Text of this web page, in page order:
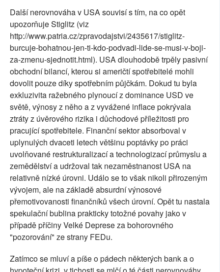
Další nerovnováha v USA souvisí s tím, na co opět
upozorňuje Stiglitz (viz
http://www.patria.cz/zpravodajstvi/2435617/stiglitz-
burcuje-bohatnou-jen-ti-kdo-podvadi-lide-se-musi-v-boji-
za-zmenu-sjednotit.html). USA dlouhodobě trpěly pasivní
obchodní bilancí, kterou si američtí spotřebitelé mohli
dovolit pouze díky spotřebním půjčkám. Dokud tu byla
exkluzivita ražebného plynoucí z dominance USD ve
světě, výnosy z něho a z vyvážené inflace pokrývala
ztráty z úvěrového rizika i důchodové příležitosti pro
pracující spotřebitele. Finanční sektor absorboval v
uplynulých dvaceti letech většinu poptávky po práci
uvolňované restrukturalizací a technologizací průmyslu a
zemědělství a udržoval tak nezaměstnanost USA na
relativně nízké úrovni. Událo se to však nikoli přirozeným
vývojem, ale na základě absurdní výnosové
přemotivovanosti finančníků všech úrovní. Opět tu nastala
spekulační bublina prakticky totožné povahy jako v
případě příčiny Velké Deprese za bohorovného
"pozorování" ze strany FEDu.
Zatímco se mluví a píše o pádech některých bank a o